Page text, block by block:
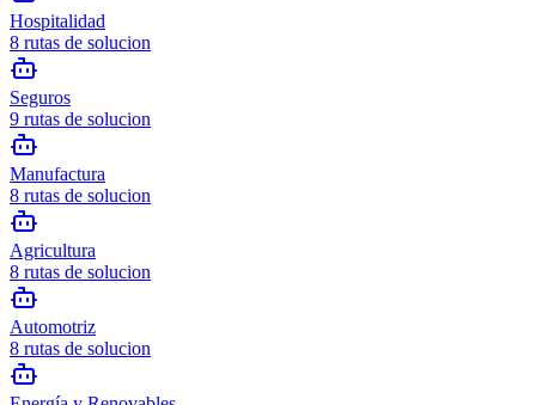
Hospitalidad
8 rutas de solucion
Seguros
9 rutas de solucion
Manufactura
8 rutas de solucion
Agricultura
8 rutas de solucion
Automotriz
8 rutas de solucion